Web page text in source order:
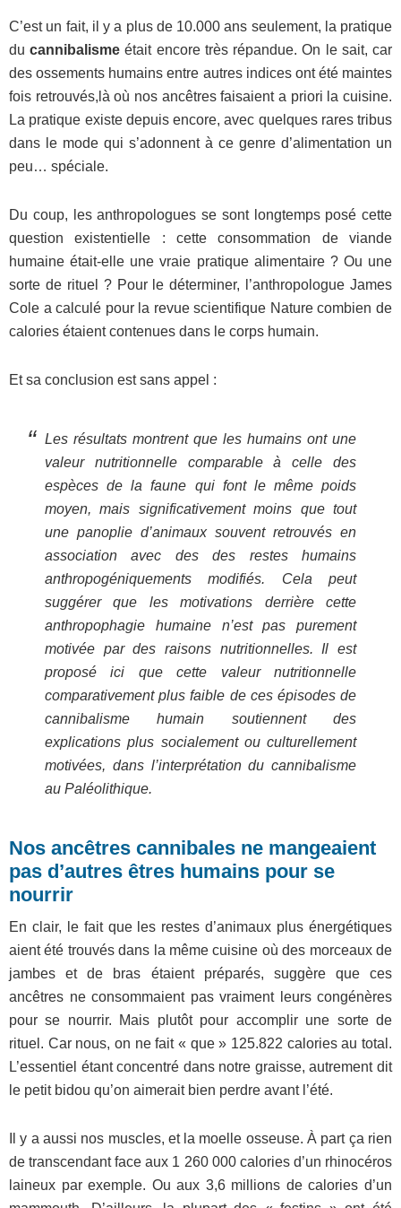
C’est un fait, il y a plus de 10.000 ans seulement, la pratique
ducannibalisme était encore très répandue. On le sait, car
des ossements humains entre autres indices ont été maintes
fois retrouvés,là où nos ancêtres faisaient a priori la cuisine.
La pratique existe depuis encore, avec quelques rares tribus
dans le mode qui s’adonnent à ce genre d’alimentation un
peu… spéciale.
Du coup, les anthropologues se sont longtemps posé cette
question existentielle : cette consommation de viande
humaine était-elle une vraie pratique alimentaire ? Ou une
sorte de rituel ? Pour le déterminer, l’anthropologue James
Cole a calculé pour la revue scientifique Nature combien de
calories étaient contenues dans le corps humain.
Et sa conclusion est sans appel :
Les résultats montrent que les humains ont une
valeur nutritionnelle comparable à celle des
espèces de la faune qui font le même poids
moyen, mais significativement moins que tout
une panoplie d’animaux souvent retrouvés en
association avec des des restes humains
anthropogéniquements modifiés. Cela peut
suggérer que les motivations derrière cette
anthropophagie humaine n’est pas purement
motivée par des raisons nutritionnelles. Il est
proposé ici que cette valeur nutritionnelle
comparativement plus faible de ces épisodes de
cannibalisme humain soutiennent des
explications plus socialement ou culturellement
motivées, dans l’interprétation du cannibalisme
au Paléolithique.
Nos ancêtres cannibales ne mangeaient
pas d’autres êtres humains pour se
nourrir
En clair, le fait que les restes d’animaux plus énergétiques
aient été trouvés dans la même cuisine où des morceaux de
jambes et de bras étaient préparés, suggère que ces
ancêtres ne consommaient pas vraiment leurs congénères
pour se nourrir. Mais plutôt pour accomplir une sorte de
rituel. Car nous, on ne fait « que » 125.822 calories au total.
L’essentiel étant concentré dans notre graisse, autrement dit
le petit bidou qu’on aimerait bien perdre avant l’été.
Il y a aussi nos muscles, et la moelle osseuse. À part ça rien
de transcendant face aux 1 260 000 calories d’un rhinocéros
laineux par exemple. Ou aux 3,6 millions de calories d’un